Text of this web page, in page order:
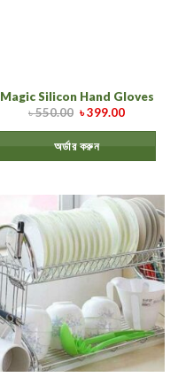
Magic Silicon Hand Gloves
৳550.00 ৳399.00
অর্ডার করুন